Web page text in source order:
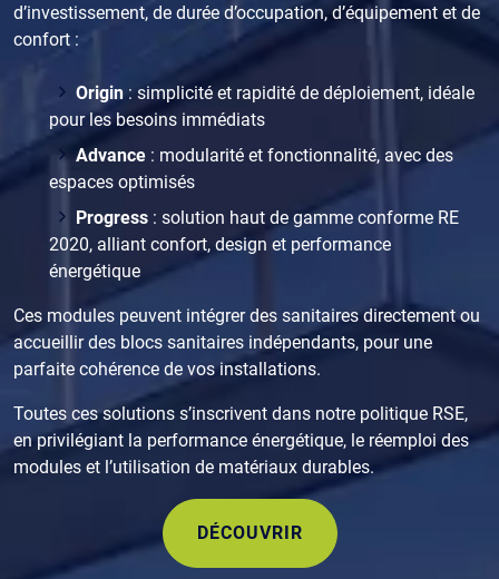
d’investissement, de durée d’occupation, d’équipement et de
confort :
Origin : simplicité et rapidité de déploiement, idéale
pour les besoins immédiats
Advance : modularité et fonctionnalité, avec des
espaces optimisés
Progress : solution haut de gamme conforme RE
2020, alliant confort, design et performance
énergétique
Ces modules peuvent intégrer des sanitaires directement ou
accueillir des blocs sanitaires indépendants, pour une
parfaite cohérence de vos installations.
Toutes ces solutions s’inscrivent dans notre politique RSE,
en privilégiant la performance énergétique, le réemploi des
modules et l’utilisation de matériaux durables.
DÉCOUVRIR